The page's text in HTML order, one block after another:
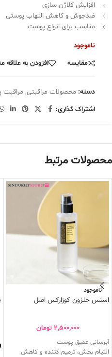
افزایش کلاژن سازی
ضدجوش و کاهش التهاب پوستی
مناسب برای انواع پوست
ناموجود
مقایسه
افزودن به علاقه
دسته: محصولات مراقبتی,
اشتراک گذاری:
محصولات مرتبط
ناموجود
اسنس حلزون کوزارکس اصل
2,500,000 تومان
آبرسانی عمیق پوست
التیام بخش، ترمیم کننده و کاهش